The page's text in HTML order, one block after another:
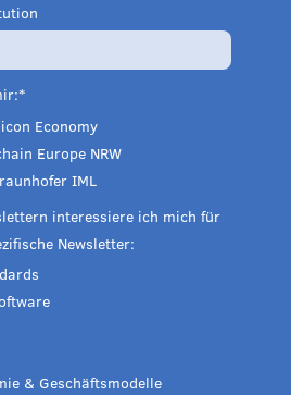
Economy
Europe NRW
IML
interessiere ich mich für
Newsletter:
& Geschäftsmodelle